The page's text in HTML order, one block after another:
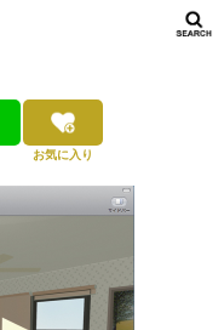
お気に入り